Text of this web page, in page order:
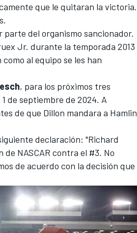
que le quitaran la victoria.
del organismo sancionador.
Jr. durante la temporada 2013
al equipo se les han
, para los próximos tres
de septiembre de 2024. A
de que Dillon mandara a Hamlin
declaración: "Richard
NASCAR contra el #3. No
de acuerdo con la decisión que